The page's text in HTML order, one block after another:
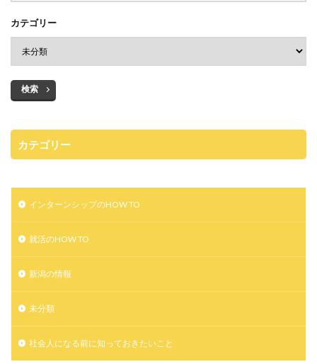
カテゴリー
検索
カテゴリー
インターンシップのHOW TO
就活のHOW TO
新潟の情報
未分類
社会人になる前に知っておきたいこと